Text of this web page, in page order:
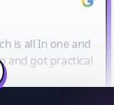
is all In one and
and got practical